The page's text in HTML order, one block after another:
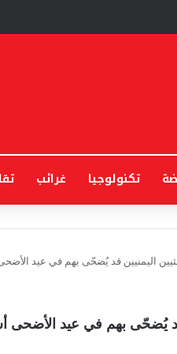
تكنولوجيا غرائب
اليمنيين قد يُضحّى بهم في عيد
قد يُضحّى بهم في عيد